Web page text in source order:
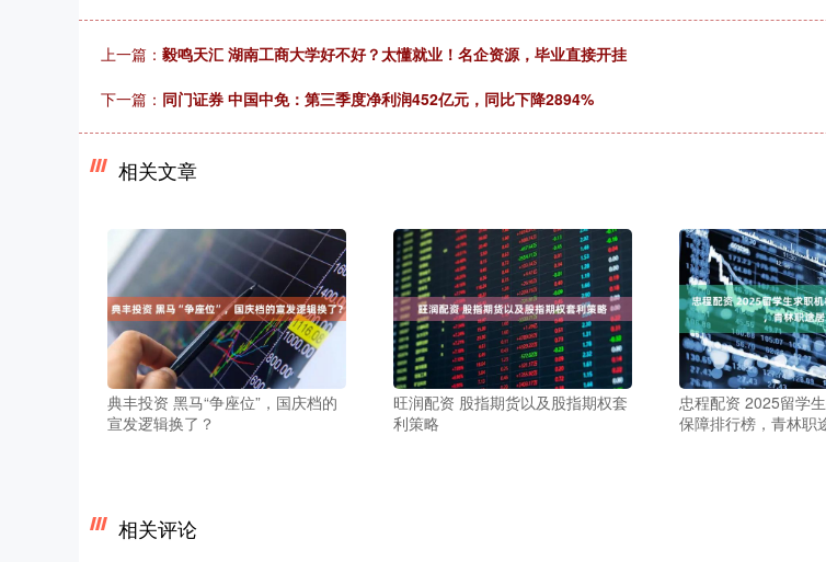
上一篇： 毅鸣天汇 湖南工商大学好不好？太懂就业！名企资源，毕业直接开挂
下一篇： 同门证券 中国中免：第三季度净利润452亿元，同比下降2894%
相关文章
典丰投资 黑马“争座位”，国庆档的
宣发逻辑换了？
旺润配资 股指期货以及股指期权套
利策略
忠程配资 2025留学
保障排行榜，青林职
相关评论